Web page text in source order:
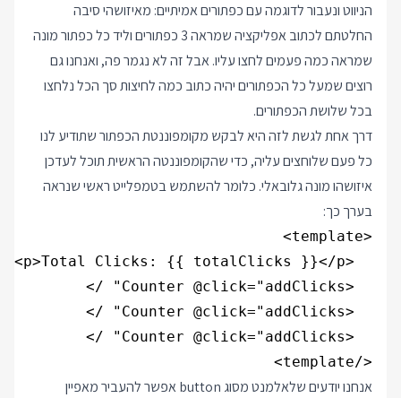
הניווט ונעבור לדוגמה עם כפתורים אמיתיים: מאיזושהי סיבה
החלטתם לכתוב אפליקציה שמראה 3 כפתורים וליד כל כפתור מונה
שמראה כמה פעמים לחצו עליו. אבל זה לא נגמר פה, ואנחנו גם
רוצים שמעל כל הכפתורים יהיה כתוב כמה לחיצות סך הכל נלחצו
בכל שלושת הכפתורים.
דרך אחת לגשת לזה היא לבקש מקומפוננטת הכפתור שתודיע לנו
כל פעם שלוחצים עליה, כדי שהקומפוננטה הראשית תוכל לעדכן
איזושהו מונה גלובאלי. כלומר להשתמש בטמפלייט ראשי שנראה
בערך כך:
</template>
אנחנו יודעים שלאלמנט מסוג button אפשר להעביר מאפיין